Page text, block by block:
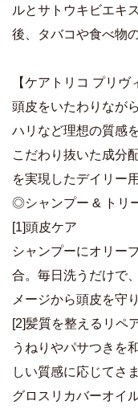
ルとサトウキビエキ
後、タバコや食べ物
【ケアトリコ プリ
頭皮をいたわりなが
ハリなど理想の質感
こだわり抜いた成分
を実現したデイリー
◎シャンプー & トリ
[1]頭皮ケア
シャンプーにオリー
合。毎日洗うだけで
メージから頭皮を守
[2]髪質を整えるリペ
うねりやパサつきを
しい質感に応じてさ
グロスリカバーオイ